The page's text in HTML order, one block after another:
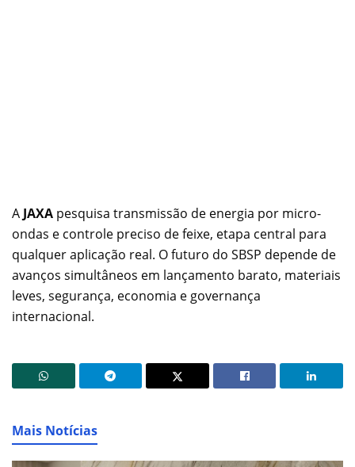
A JAXA pesquisa transmissão de energia por micro-
ondas e controle preciso de feixe, etapa central para
qualquer aplicação real. O futuro do SBSP depende de
avanços simultâneos em lançamento barato, materiais
leves, segurança, economia e governança
internacional.
Mais Notícias